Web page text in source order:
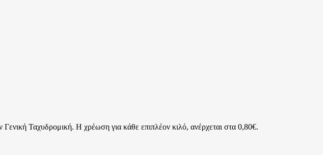
Ταχυδρομική. Η χρέωση για κάθε επιπλέον κιλό, ανέρχεται στα 0,80€.